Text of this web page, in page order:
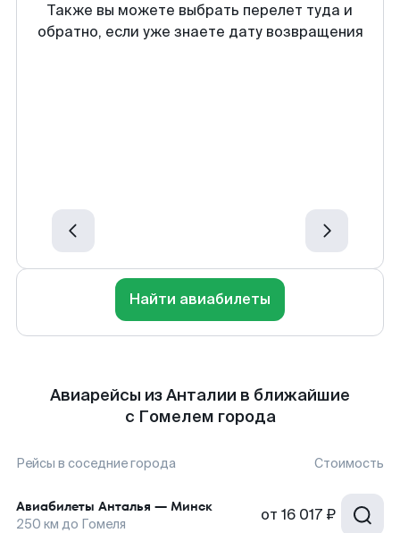
Также вы можете выбрать перелет туда и
обратно, если уже знаете дату возвращения
Найти авиабилеты
Авиарейсы из Анталии в ближайшие
с Гомелем города
Рейсы в соседние города Стоимость
Авиабилеты Анталья — Минск
250 км до Гомеля от 16 017 ₽